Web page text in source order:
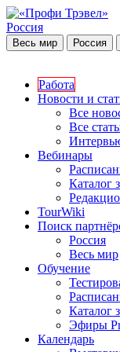
Россия
Весь мир Россия
Работа
Новости и
Все
Все
Вебинары
Каталог
TourWiki
Поиск
Россия
Весь мир
Обучение
Каталог
Эфиры
Календарь